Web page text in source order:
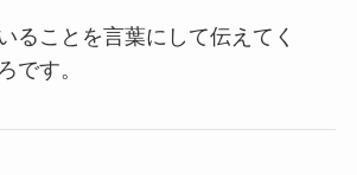
ることを言葉にして伝えてく
です。